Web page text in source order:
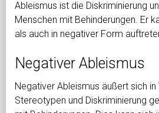
Ableismus ist die Diskriminierung
Menschen mit Behinderungen. Er
als auch in negativer Form
Negativer Ableismus
Negativer Ableismus äußert sich in
Stereotypen und Diskriminierung